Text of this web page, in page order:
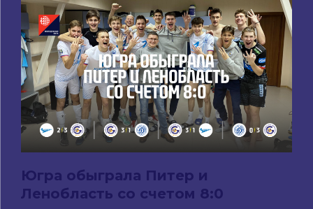
Югра обыграла Питер и
Ленобласть со счетом 8:0